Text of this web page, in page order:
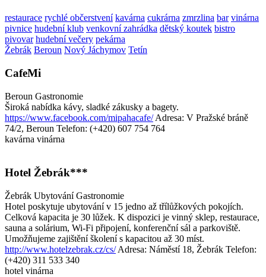
restaurace rychlé občerstvení kavárna cukrárna zmrzlina bar vinárna
pivnice hudební klub venkovní zahrádka dětský koutek bistro
pivovar hudební večery pekárna
Žebrák Beroun Nový Jáchymov Tetín
CafeMi
Beroun Gastronomie
Široká nabídka kávy, sladké zákusky a bagety.
https://www.facebook.com/mipahacafe/ Adresa: V Pražské bráně
74/2, Beroun Telefon: (+420) 607 754 764
kavárna vinárna
Hotel Žebrák***
Žebrák Ubytování Gastronomie
Hotel poskytuje ubytování v 15 jedno až třílůžkových pokojích.
Celková kapacita je 30 lůžek. K dispozici je vinný sklep, restaurace,
sauna a solárium, Wi-Fi připojení, konferenční sál a parkoviště.
Umožňujeme zajištění školení s kapacitou až 30 míst.
http://www.hotelzebrak.cz/cs/ Adresa: Náměstí 18, Žebrák Telefon:
(+420) 311 533 340
hotel vinárna